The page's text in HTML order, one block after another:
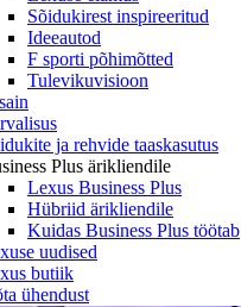
Sõidukirest inspireeritud
Ideeautod
F sporti põhimõtted
Tulevikuvisioon
ja rehvide taaskasutus
Plus ärikliendile
Lexus Business Plus
Hübriid ärikliendile
Kuidas Business Plus töötab
uudised
butiik
ühendust